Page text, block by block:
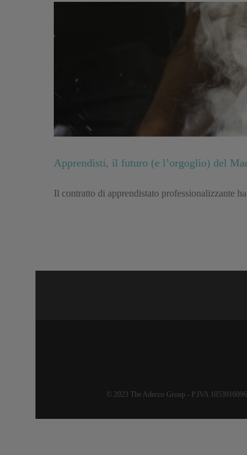
Apprendisti, il futuro (e l’orgoglio) del
Il contratto di apprendistato professionalizzante
© 2023 The Adecco Group - P.IVA